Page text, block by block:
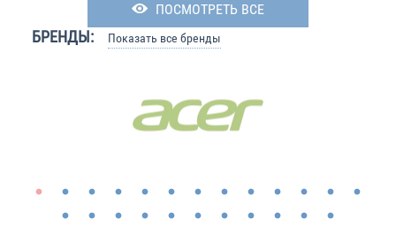
ПОСМОТРЕТЬ ВСЕ
БРЕНДЫ: Показать все бренды